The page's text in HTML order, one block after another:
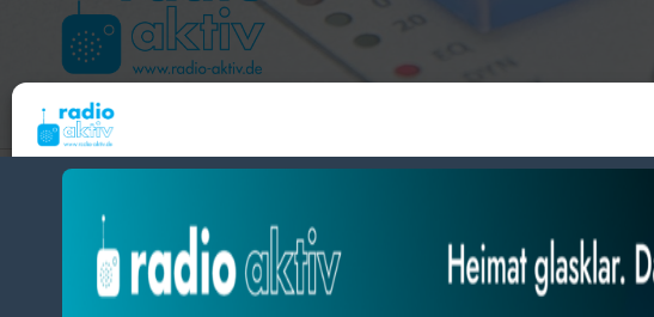
zustimmst, können wir Daten wie das Surfverhalten oder eindeutige IDs auf dieser Website
verarbeiten. Wenn du deine Zustimmung nicht erteilst oder zurückziehst, können bestimmte Merkmale
und Funktionen beeinträchtigt werden.
Hameln 99.3 – Bad Pyrmont 94.8 – Bad Münder 107.2 – DAB+ 9C
BlogDatabyThemeansar.